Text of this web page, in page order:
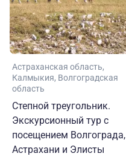
Астраханская область
Калмыкия Волгоградская
область
Степной треугольник.
Экскурсионный тур с
посещением Волгограда,
Астрахани и Элисты